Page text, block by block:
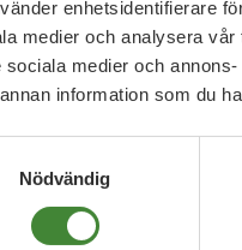
enhetsidentifierare
medier och analysera
sociala medier och
information som du
Nödvändig